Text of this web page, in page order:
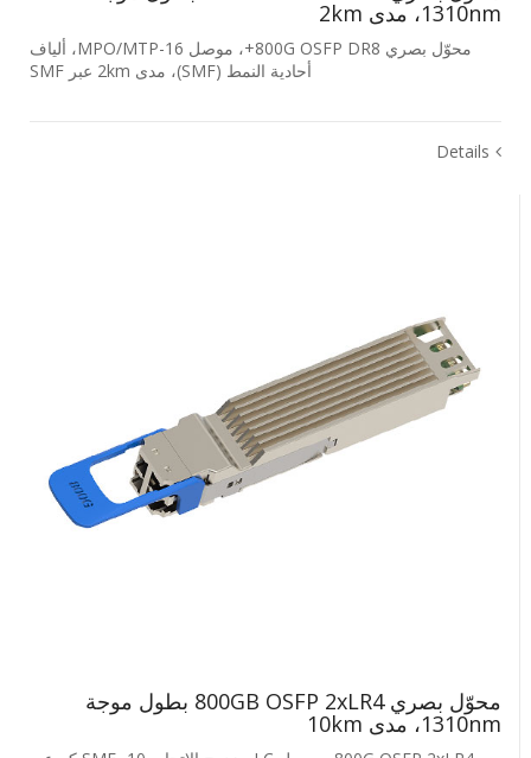
1310nm، مدى 2km
محوّل بصري 800G OSFP DR8+، موصل MPO/MTP-16، ألياف
أحادية النمط (SMF)، مدى 2km عبر SMF
Details
محوّل بصري 800GB OSFP 2xLR4 بطول موجة
1310nm، مدى 10km